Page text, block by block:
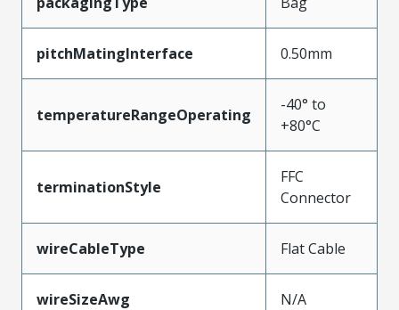
pitchMatingInterface 0.50mm
temperatureRangeOperating
-40° to
+80°C
terminationStyle
FFC
Connector
wireCableType Flat Cable
wireSizeAwg N/A